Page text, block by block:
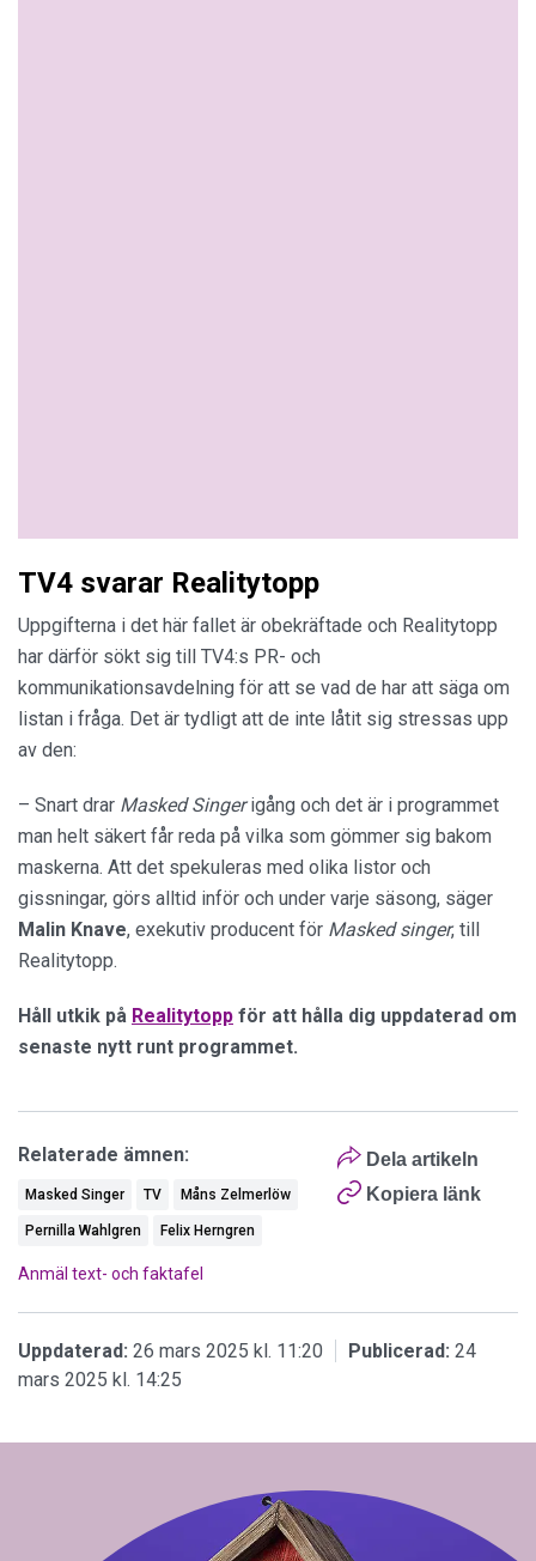
TV4 svarar Realitytopp
Uppgifterna i det här fallet är obekräftade och Realitytopp
har därför sökt sig till TV4:s PR- och
kommunikationsavdelning för att se vad de har att säga om
listan i fråga. Det är tydligt att de inte låtit sig stressas upp
av den:
– Snart drar Masked Singerigång och det är i programmet
man helt säkert får reda på vilka som gömmer sig bakom
maskerna. Att det spekuleras med olika listor och
gissningar, görs alltid inför och under varje säsong, säger
Malin Knave, exekutiv producent för Masked singer, till
Realitytopp.
Håll utkik på Realitytopp för att hålla dig uppdaterad om
senaste nytt runt programmet.
Dela artikeln
Kopiera länk
Relaterade ämnen:
Masked Singer TV Måns Zelmerlöw
Pernilla Wahlgren Felix Herngren
Anmäl text- och faktafel
Uppdaterad: 26 mars 2025 kl. 11:20 Publicerad: 24
mars 2025 kl. 14:25